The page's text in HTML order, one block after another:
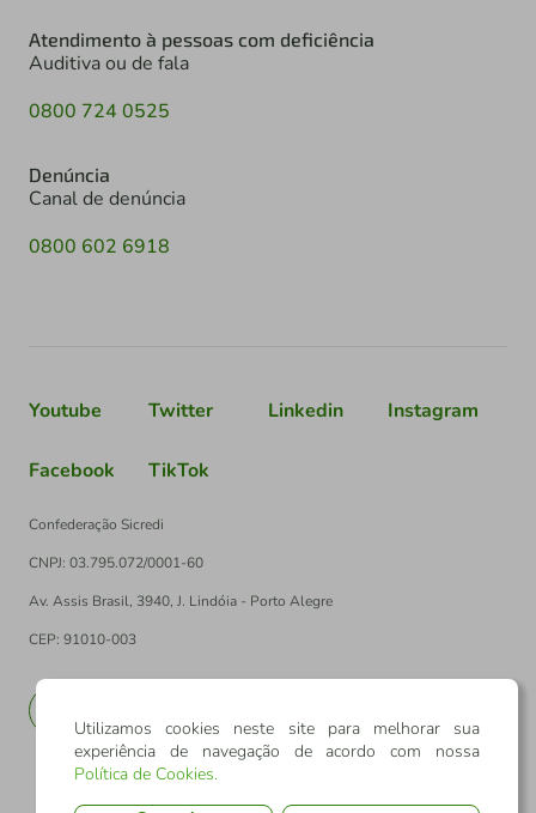
Atendimento à pessoas com deficiência
Auditiva ou de fala
0800 724 0525
Denúncia
Canal de denúncia
0800 602 6918
Youtube Twitter Linkedin Instagram
Facebook TikTok
Confederação Sicredi
CNPJ: 03.795.072/0001-60
Av. Assis Brasil, 3940, J. Lindóia - Porto Alegre
CEP: 91010-003
Utilizamos cookies neste site para melhorar sua
experiência de navegação de acordo com nossa
Política de Cookies.